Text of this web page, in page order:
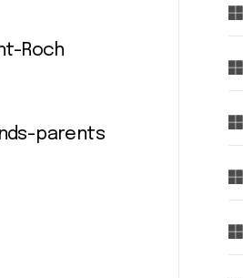
Roch
parents